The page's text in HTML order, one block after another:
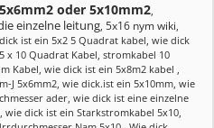
5x6mm2 oder 5x10mm2,
einzelne leitung, 5x16 nym wiki,
ist ein 5x2 5 Quadrat kabel, wie dick
x 10 Quadrat Kabel, stromkabel 10
Kabel, wie dick ist ein 5x8m2 kabel ,
J 5x6mm2, wie dick.ist ein 5x10mm, wie
ader, wie dick ist eine einzelne
, wie dick ist ein Starkstromkabel 5x10,